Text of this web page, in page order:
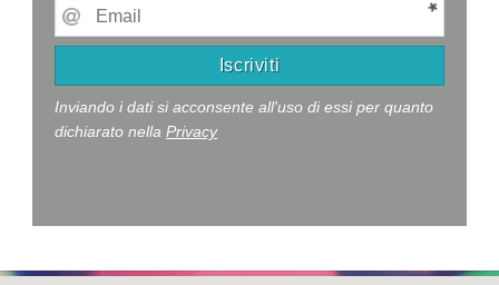
Inviando i dati si acconsente all'uso di essi per quanto
dichiarato nellaPrivacy